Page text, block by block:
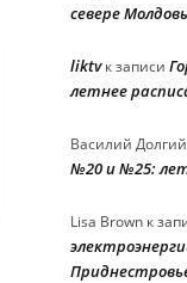
севере
liktvк записи
летнее
Василий Долгий
№20 и №25:
Lisa Brown к